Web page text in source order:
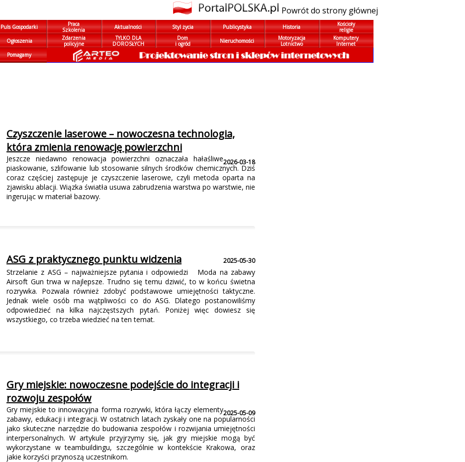
Powrót do strony głównej
Puls Gospodarki
Praca
Szkolenia
Aktualności Styl życia Publicystyka Historia
Kościoły
religie
Ogłoszenia
Zdarzenia
policyjne
TYLKO DLA
DOROSŁYCH
Dom
i ogród
Nieruchomości
Motoryzacja
Lotnictwo
Komputery
Internet
Pomagamy
Czyszczenie laserowe – nowoczesna technologia,
która zmienia renowację powierzchni
2026-03-18
Jeszcze niedawno renowacja powierzchni oznaczała hałaśliwe
piaskowanie, szlifowanie lub stosowanie silnych środków chemicznych. Dziś
coraz częściej zastępuje je czyszczenie laserowe, czyli metoda oparta na
zjawisku ablacji. Wiązka światła usuwa zabrudzenia warstwa po warstwie, nie
ingerując w materiał bazowy.
ASG z praktycznego punktu widzenia 2025-05-30
Strzelanie z ASG – najważniejsze pytania i odpowiedzi Moda na zabawy
Airsoft Gun trwa w najlepsze. Trudno się temu dziwić, to w końcu świetna
rozrywka. Pozwala również zdobyć podstawowe umiejętności taktyczne.
Jednak wiele osób ma wątpliwości co do ASG. Dlatego postanowiliśmy
odpowiedzieć na kilka najczęstszych pytań. Poniżej więc dowiesz się
wszystkiego, co trzeba wiedzieć na ten temat.
Gry miejskie: nowoczesne podejście do integracji i
rozwoju zespołów
2025-05-09
Gry miejskie to innowacyjna forma rozrywki, która łączy elementy
zabawy, edukacji i integracji. W ostatnich latach zyskały one na popularności
jako skuteczne narzędzie do budowania zespołów i rozwijania umiejętności
interpersonalnych. W artykule przyjrzymy się, jak gry miejskie mogą być
wykorzystane w teambuildingu, szczególnie w kontekście Krakowa, oraz
jakie korzyści przynoszą uczestnikom.